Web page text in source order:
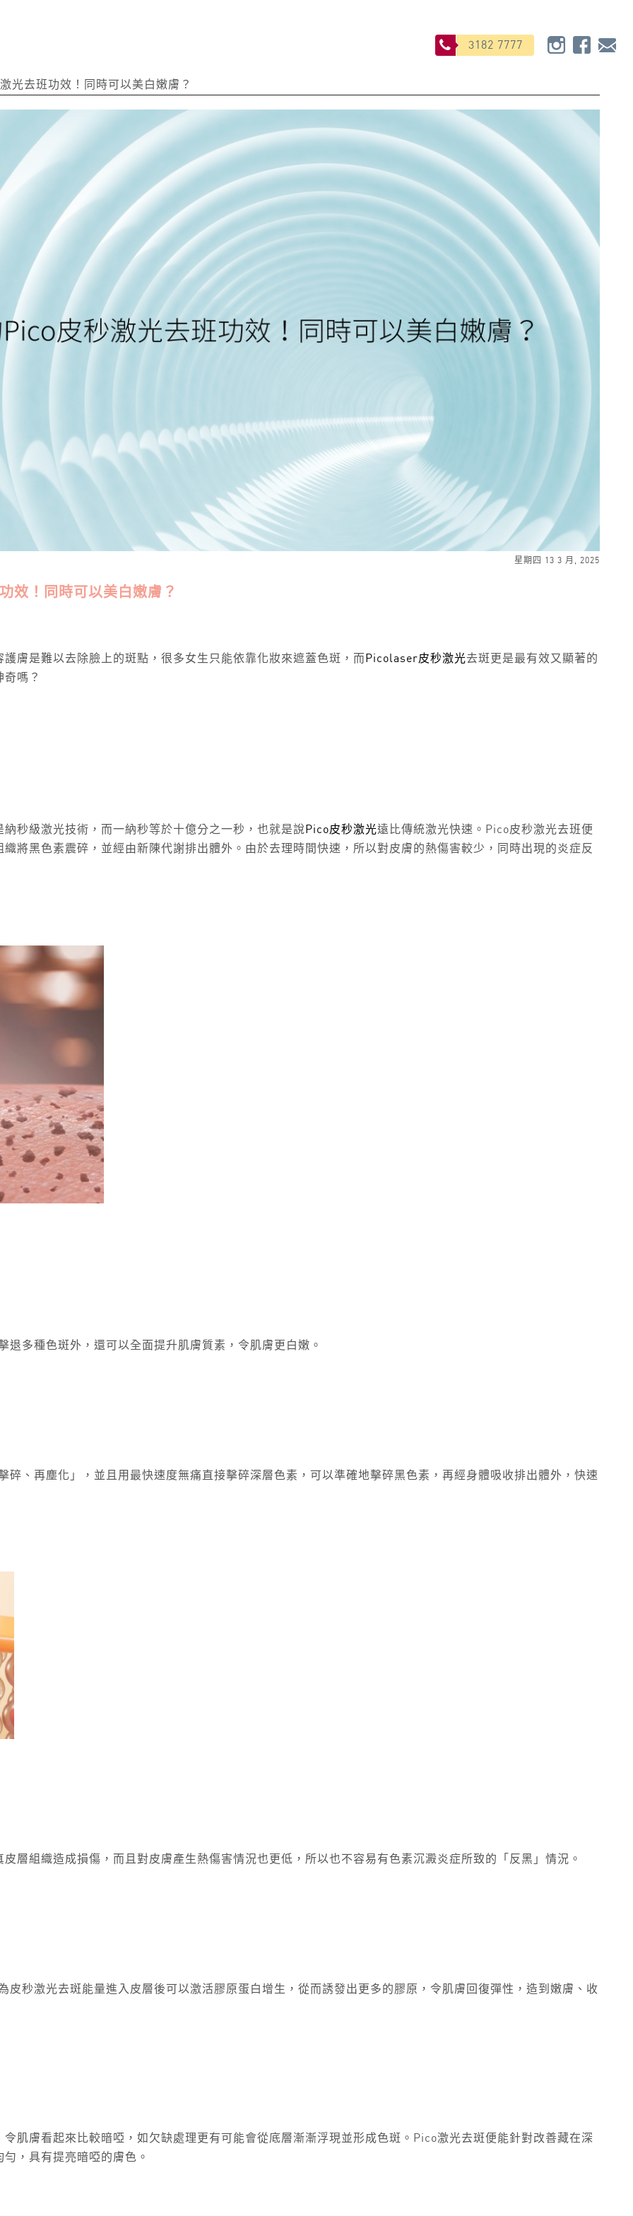
3182 7777
去班功效！同時可以美白嫩膚？
星期四 13 3 月, 2025
效！同時可以美白嫩膚？
膚是難以去除臉上的斑點，很多女生只能依靠化妝來遮蓋色斑，而 Picolaser皮秒激光去斑更是最有效又顯著的
嗎？
秒級激光技術，而一納秒等於十億分之一秒，也就是說Pico皮秒激光遠比傳統激光快速。Pico皮秒激光去班便
將黑色素震碎，並經由新陳代謝排出體外。由於去理時間快速，所以對皮膚的熱傷害較少，同時出現的炎症反
多種色斑外，還可以全面提升肌膚質素，令肌膚更白嫩。
碎、再塵化」，並且用最快速度無痛直接擊碎深層色素，可以準確地擊碎黑色素，再經身體吸收排出體外，快速
層組織造成損傷，而且對皮膚產生熱傷害情況也更低，所以也不容易有色素沉澱炎症所致的「反黑」情況。
秒激光去斑能量進入皮層後可以激活膠原蛋白增生，從而誘發出更多的膠原，令肌膚回復彈性，造到嫩膚、收
肌膚看起來比較暗啞，如欠缺處理更有可能會從底層漸漸浮現並形成色斑。Pico激光去斑便能針對改善藏在深
，具有提亮暗啞的膚色。